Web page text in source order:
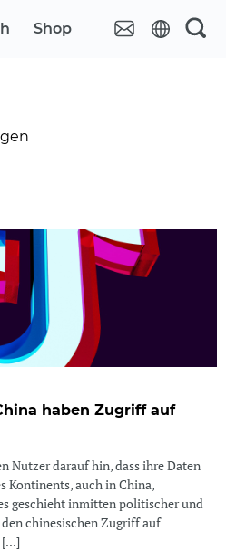
Shop
haben Zugriff auf
Nutzer darauf hin, dass ihre Daten
Kontinents, auch in China,
geschieht inmitten politischer und
chinesischen Zugriff auf